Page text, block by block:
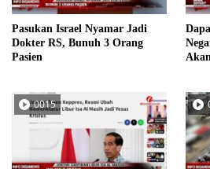
Pasukan Israel Nyamar Jadi
Dokter RS, Bunuh 3 Orang
Pasien
0015